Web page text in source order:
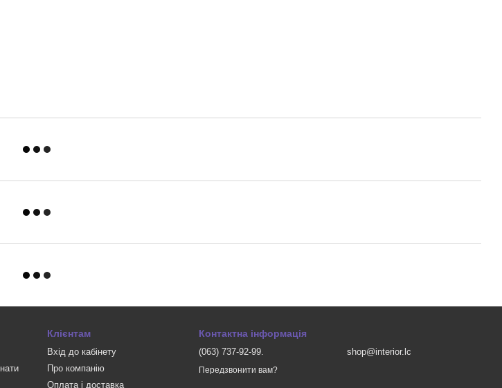
Клієнтам
Вхід до кабінету
Про компанію
Оплата і доставка
Контактна інформація
(063) 737-92-99.
Передзвонити вам?
shop@interior.lc